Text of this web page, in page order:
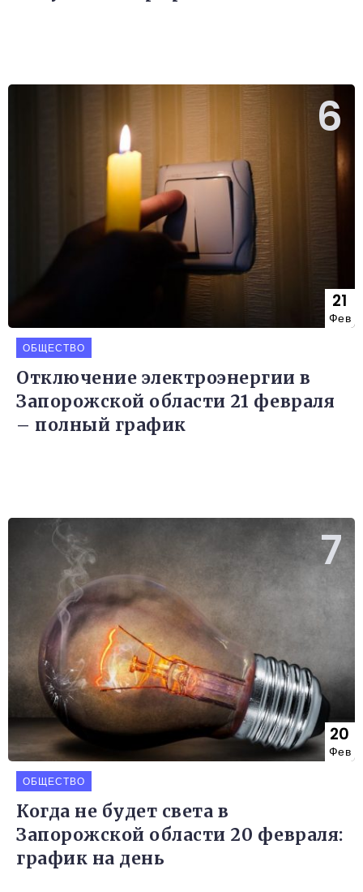
21
Фев
ОБЩЕСТВО
Отключение электроэнергии в
Запорожской области 21 февраля
– полный график
20
Фев
ОБЩЕСТВО
Когда не будет света в
Запорожской области 20 февраля:
график на день